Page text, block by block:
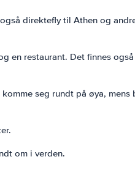
direktefly til Athen og
en restaurant. Det finnes
seg rundt på øya,
om i verden.